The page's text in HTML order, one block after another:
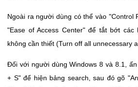
Ngoài ra người dùng có thể vào "Control
"Ease of Access Center" để tắt bớt các
không cần thiết (Turn off all unnecessary
Đối với người dùng Windows 8 và 8.1,
+ S" để hiện bảng search, sau đó gõ